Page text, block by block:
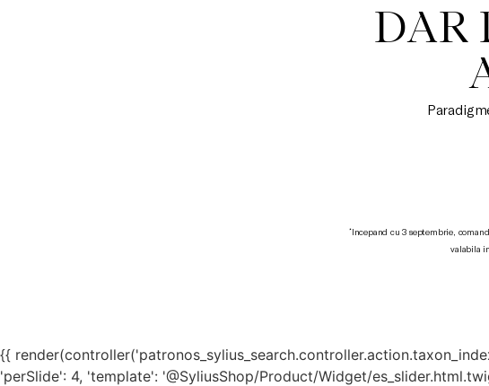
DAR
*Incepand cu 3 septembrie,
valabila
{{
'perSlide': 4, 'template': '@SyliusShop/Product/Widget/